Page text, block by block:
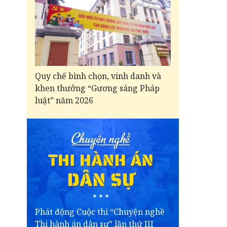
Quy chế bình chọn, vinh danh và
khen thưởng “Gương sáng Pháp
luật” năm 2026
Phát động Cuộc thi “Chuyện nghề
Thi hành án dân sự” lần thứ III